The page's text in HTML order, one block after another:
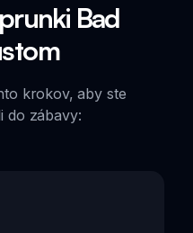
Bad
krokov, aby ste
do zábavy: